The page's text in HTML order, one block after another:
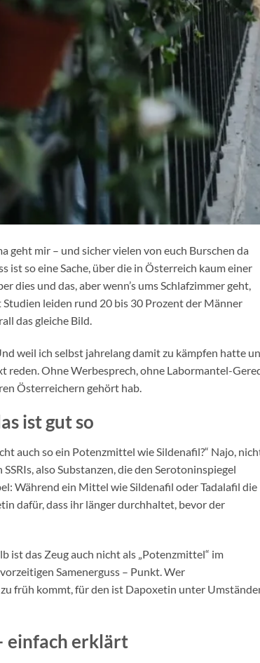
geht mir – und sicher vielen von euch Burschen da
ist so eine Sache, über die in Österreich kaum einer
und das, aber wenn’s ums Schlafzimmer geht,
leiden rund 20 bis 30 Prozent der Männer
das gleiche Bild.
weil ich selbst jahrelang damit zu kämpfen hatte
Ohne Werbesprech, ohne Labormantel-
Österreichern gehört hab.
ist gut so
auch so ein Potenzmittel wie Sildenafil?“ Najo,
also Substanzen, die den Serotoninspiegel
Während ein Mittel wie Sildenafil oder Tadalafil die
dafür, dass ihr länger durchhaltet, bevor der
ist das Zeug auch nicht als „Potenzmittel“ im
Samenerguss – Punkt. Wer
früh kommt, für den ist Dapoxetin unter
einfach erklärt